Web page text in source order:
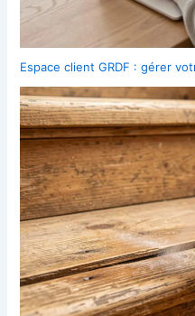
Espace client GRDF : gérer